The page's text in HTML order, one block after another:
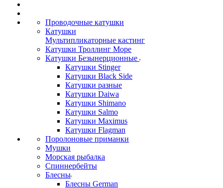
Проводочные катушки
Катушки
Мультипликаторные кастинг
Катушки Троллинг Море
Катушки Безынерционные
Катушки Stinger
Катушки Black Side
Катушки разные
Катушки Daiwa
Катушки Shimano
Катушки Salmo
Катушки Maximus
Катушки Flagman
Поролоновые приманки
Мушки
Морская рыбалка
Спиннербейты
Блесны
Блесны German